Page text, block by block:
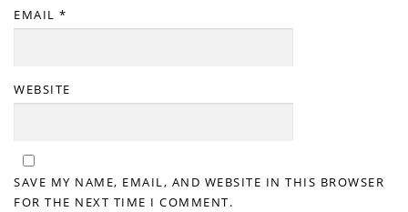
EMAIL *
WEBSITE
SAVE MY NAME, EMAIL, AND WEBSITE IN THIS BROWSER
FOR THE NEXT TIME I COMMENT.